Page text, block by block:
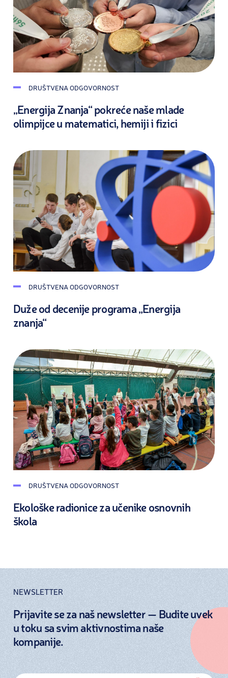
DRUŠTVENA ODGOVORNOST
„Energija Znanja“ pokreće naše mlade
olimpijce u matematici, hemiji i fizici
DRUŠTVENA ODGOVORNOST
Duže od decenije programa „Energija
znanja“
DRUŠTVENA ODGOVORNOST
Ekološke radionice za učenike osnovnih
škola
NEWSLETTER
Prijavite se za naš newsletter — Budite uvek
u toku sa svim aktivnostima naše
kompanije.